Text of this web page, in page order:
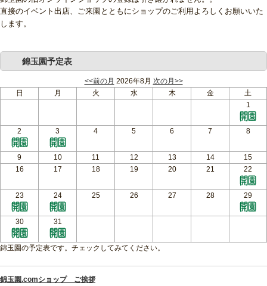
直接のイベント出店、ご来園とともにショップのご利用よろしくお願いいた
します。
錦玉園予定表
<<前の月 2026年8月 次の月>>
日
月 火 水 木 金
土
1
2 3 4 5 6 7 8
9 10 11 12 13 14
15
16
17 18 19 20 21 22
23 24 25 26 27 28 29
30 31
錦玉園の予定表です。チェックしてみてください。
錦玉園.comショップ ご挨拶